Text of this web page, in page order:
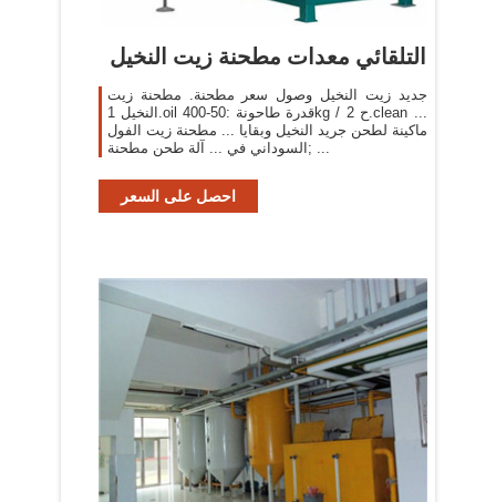
التلقائي معدات مطحنة زيت النخيل
جديد زيت النخيل وصول سعر مطحنة. مطحنة زيت
النخيل 1.oil قدرة طاحونة :50-400kg / ح 2.clean ...
ماكينة لطحن جريد النخيل وبقايا ... مطحنة زيت الفول
السوداني في ... آلة طحن مطحنة; ...
احصل على السعر